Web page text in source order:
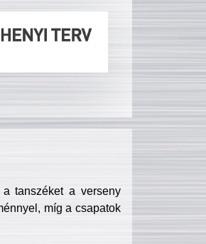
tanszéket a verseny
míg a csapatok